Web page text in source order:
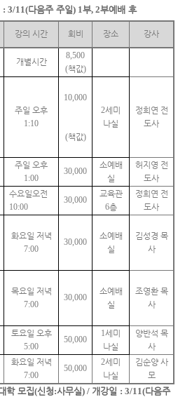
: 3/11(다음주 주일) 1부, 2부예배 후
강의 시간 회비 장소 강사
개별시간
8,500
(책값)
주일 오후
1:10
10,000
(책값)
2세미
나실
정희연 전
도사
주일 오후
1:00
30,000
소예배
실
허지영 전
도사
수요일오전
10:00
30,000
교육관
6층
정희연 전
도사
화요일 저녁
7:00
30,000
소예배
실
김성경 목
사
목요일 저녁
7:00
30,000
소예배
실
조영환 목
사
토요일 오후
5:00
50,000
1세미
나실
양반석 목
사
화요일 저녁
7:00
50,000
2세미
나실
김순양 사
모
학 모집(신청:사무실) / 개강일 : 3/11(다음주